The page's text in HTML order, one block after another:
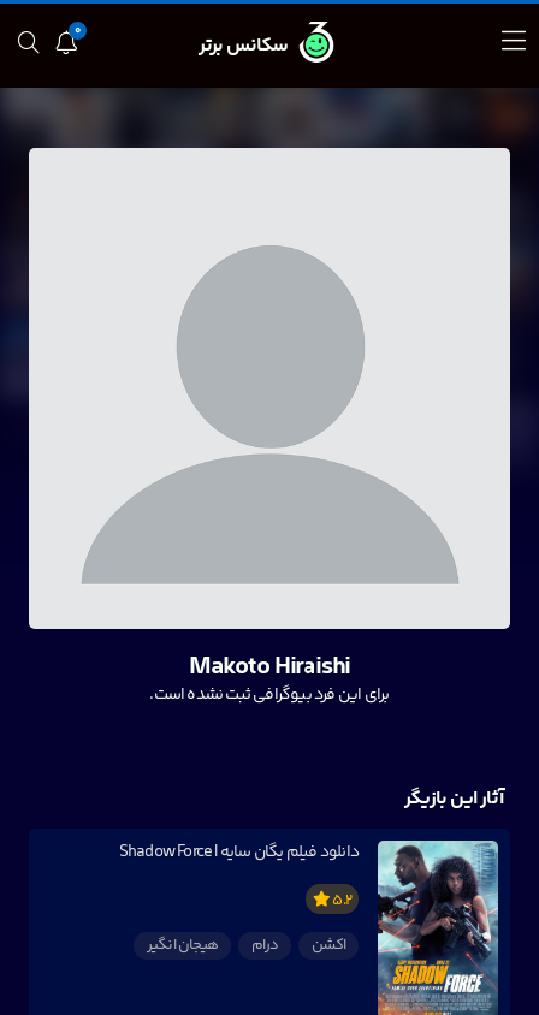
0
سکانس برتر
Makoto Hiraishi
برای این فرد بیوگرافی ثبت نشده است.
آثار این بازیگر
دانلود فیلم یگان سایه | Shadow Force
5.2
اکشن
درام هیجان انگیر